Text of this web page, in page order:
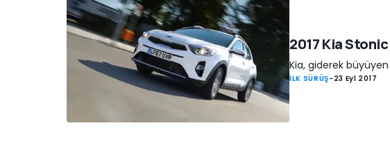
2017 Kia
Kia, giderek
İLK SÜRÜŞ- 23 Eyl 2017